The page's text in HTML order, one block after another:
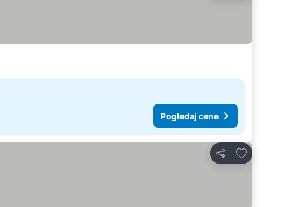
Pogledaj cene
Deli
Dodati u